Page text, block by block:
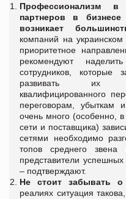
Профессионализм
партнеров в
возникает
компаний на
приоритетное
рекомендуют
сотрудников, которые
развивать их
квалифицированного
переговорам, убыткам
очень много (особенно,
сети и поставщика)
сетями необходимо
топов среднего звена
представители
– подтверждают.
Не стоит забывать
реалиях ситуация